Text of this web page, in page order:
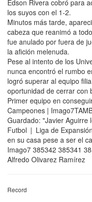
Edson Rivera cobró para
los suyos con el 1-2.
Minutos más tarde,
cabeza que reanimó a
fue anulado por fuera de
la afición melenuda.
Pese al intento de los
nunca encontró el rumbo
logró superar al equipo
oportunidad de cerrar con
Primer equipo en
Campeones |
Guardado: "Javier Aguirre
Futbol | Liga de
en su casa pese a ser el
Imago7 385342 385341
Alfredo Olivarez Ramírez
Record